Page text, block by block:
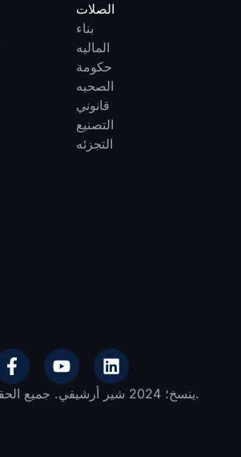
الصلات
بناء
الماليه
حكومة
الصحيه
قانوني
التصنيع
التجزئه
&ينسخ؛ 2024 شير أرشيفي. جميع الحقوق محفوظة.